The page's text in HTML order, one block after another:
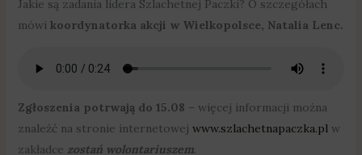
Jakie są zadania lidera Szlachetnej Paczki? O szczegółach
mówi koordynatorka akcji w Wielkopolsce, Natalia Lenc.
Zgłoszenia potrwają do 15.08 – więcej informacji można
znaleźć na stronie internetowej www.szlachetnapaczka.plw
zakładce zostań wolontariuszem.